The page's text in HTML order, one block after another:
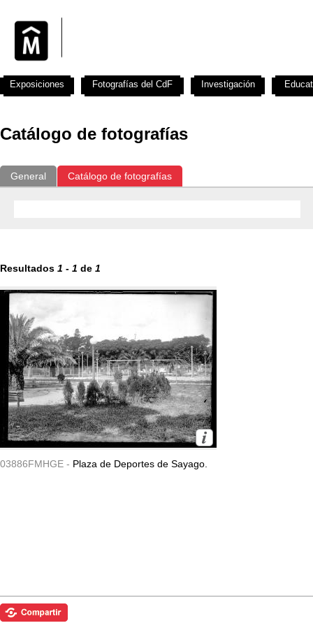
Catálogo de fotografías
General Catálogo de fotografías
Resultados 1 - 1 de 1
03886FMHGE - Plaza de Deportes de Sayago.
Exposiciones Fotografías del CdF Investigación